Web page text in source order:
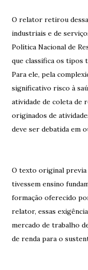
O relator retirou
industriais e de
Política Nacional de
que classifica os tipos
Para ele, pela
significativo risco à
atividade de coleta de
originados de
deve ser debatida em
O texto original
tivessem ensino
formação oferecido
relator, essas
mercado de trabalho
de renda para o